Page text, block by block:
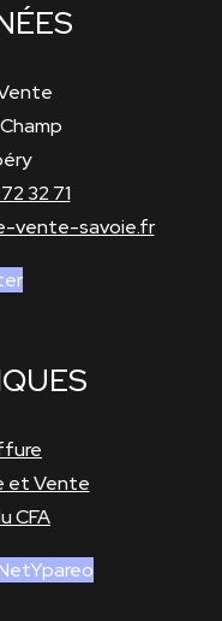
32 71
vente-savoie.fr
et Vente
CFA